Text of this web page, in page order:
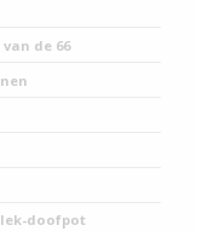
de 66
doofpot